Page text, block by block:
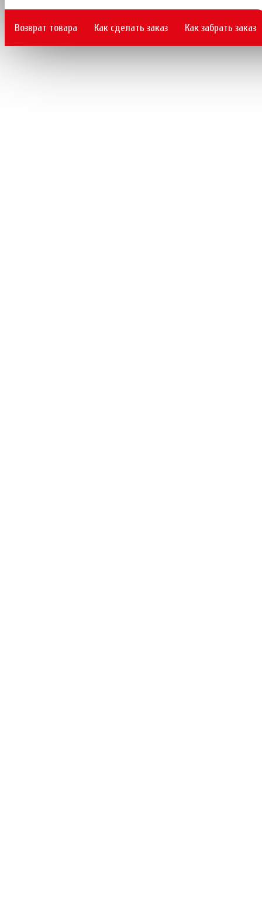
Возврат товара Как сделать заказ Как забрать заказ